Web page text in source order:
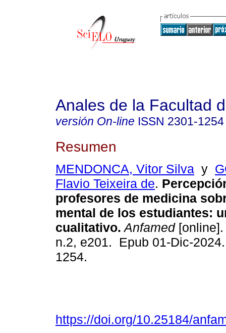
Anales de la Facultad
versión On-line ISSN 2301-1254
Resumen
MENDONCA, Vitor Silva y
Flavio Teixeira de.
profesores de medicina
mental de los estudiantes:
cualitativo. Anfamed[online].
n.2, e201. Epub 01-Dic-
1254.
https://doi.org/10.25184/